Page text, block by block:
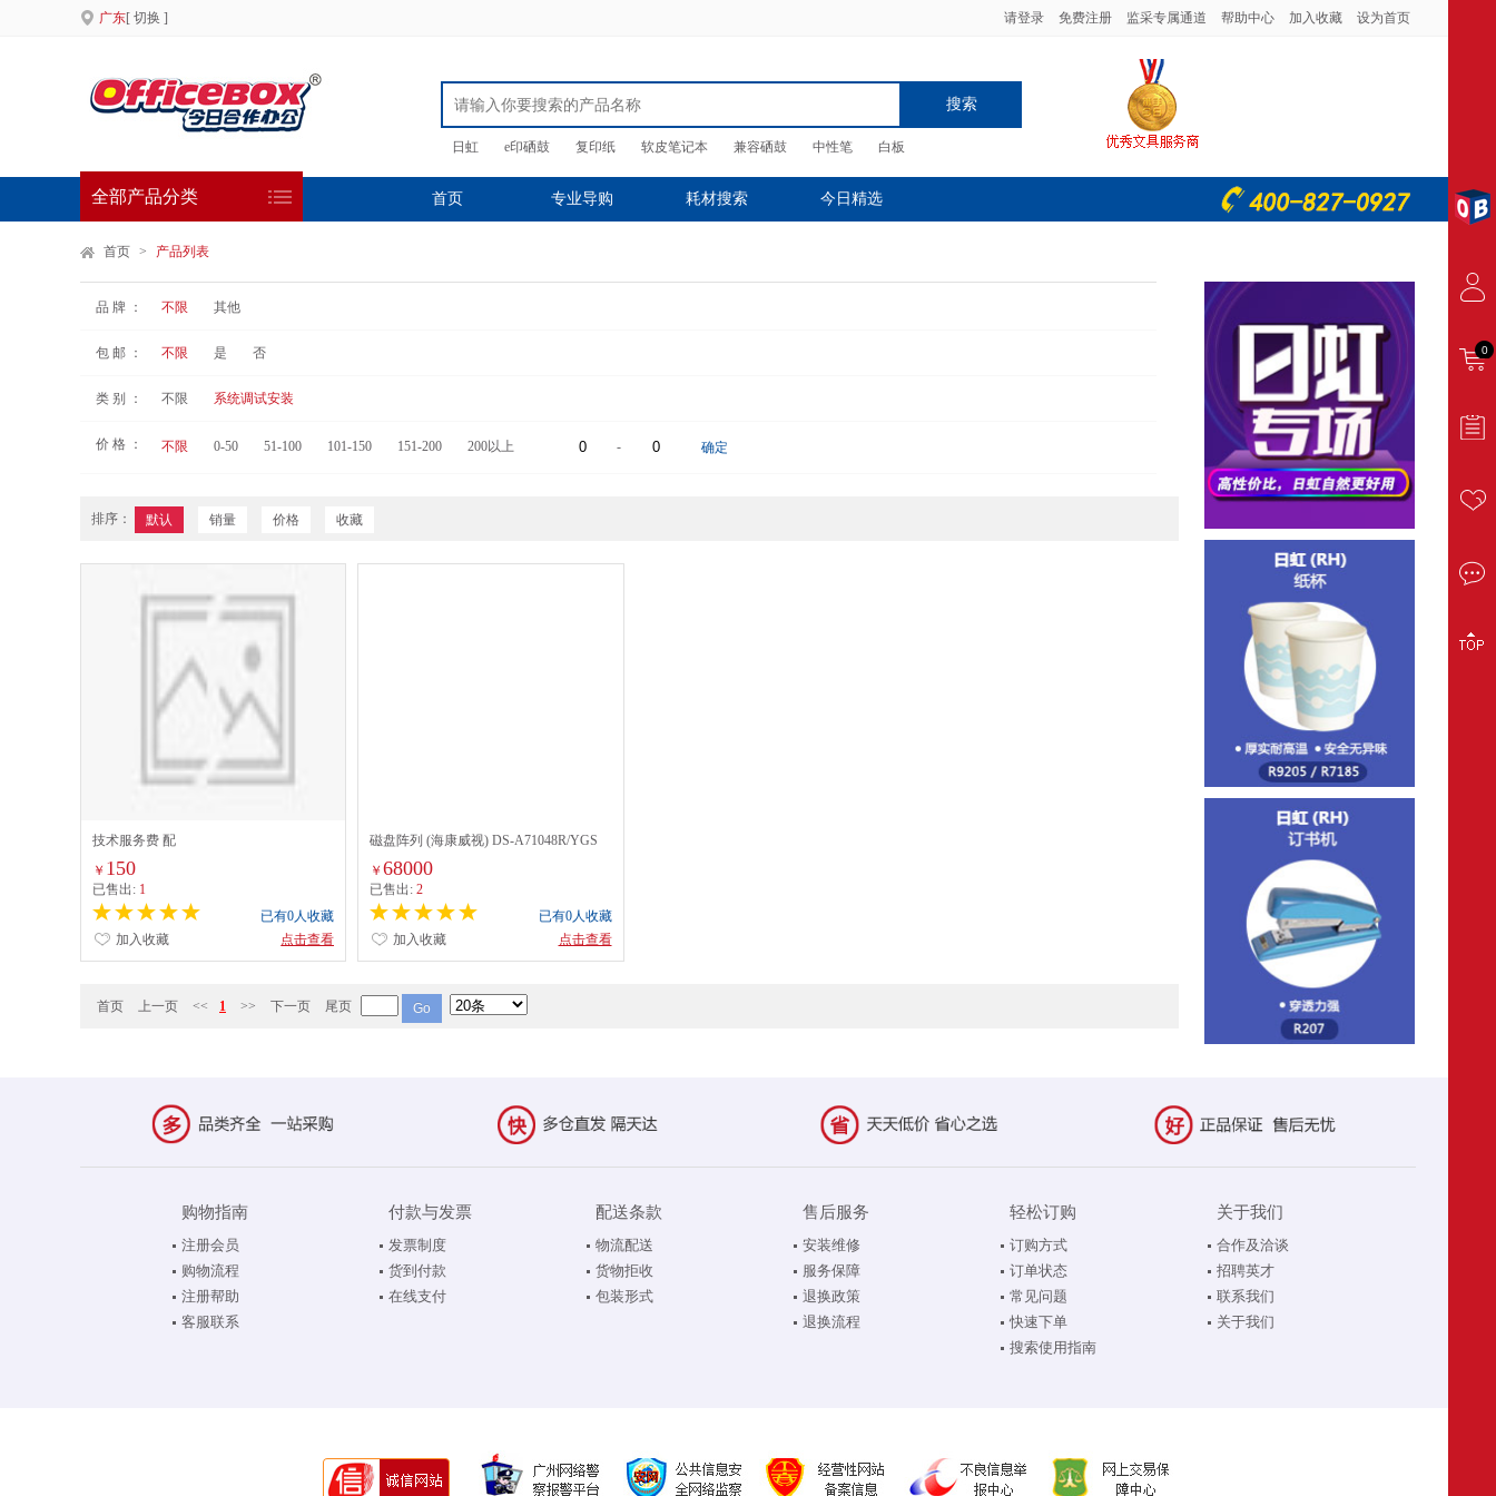
请登录 免费注册 监采专属通道 帮助中心 加入收藏 设为首页
广东[ 切换 ]
搜索
日虹 e印硒鼓 复印纸 软皮笔记本 兼容硒鼓 中性笔 白板
全部产品分类 首页 专业导购 耗材搜索 今日精选
首页 > 产品列表
品 牌 ： 不限 其他
包 邮 ： 不限 是 否
类 别 ： 不限 系统调试安装
价 格 ： 不限 0-50 51-100 101-150 151-200 200以上 - 确定
排序： 默认 销量 价格 收藏
技术服务费 配
￥ 150
已售出: 1
已有0人收藏
点击查看
加入收藏
磁盘阵列 (海康威视) DS-A71048R/YGS
内接式
￥68000
已售出:2
已有0人收藏
点击查看
加入收藏
首页 上一页 << 1 >> 下一页 尾页
购物指南
注册会员
购物流程
注册帮助
客服联系
付款与发票
发票制度
货到付款
在线支付
配送条款
物流配送
货物拒收
包装形式
售后服务
安装维修
服务保障
退换政策
退换流程
轻松订购
订购方式
订单状态
常见问题
快速下单
搜索使用指南
关于我们
合作及洽谈
招聘英才
联系我们
关于我们
0